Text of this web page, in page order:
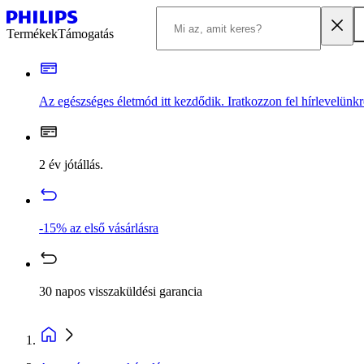
TermékekTámogatás
Az egészséges életmód itt kezdődik. Iratkozzon fel
2 év jótállás.
-15% az első vásárlásra
30 napos visszaküldési garancia